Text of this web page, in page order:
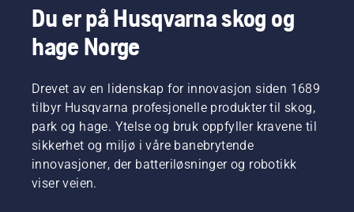
fagfolkene
innen
skogbruk
og
i deres
respektive
land. De
utgjør
vårt H-
Team.
Og det er
Du er på Husqvarna skog og
hage Norge
Drevet av en lidenskap for innovasjon siden 1689
tilbyr Husqvarna profesjonelle produkter til skog,
park og hage. Ytelse og bruk oppfyller kravene til
sikkerhet og miljø i våre banebrytende
innovasjoner, der batteriløsninger og robotikk
viser veien.